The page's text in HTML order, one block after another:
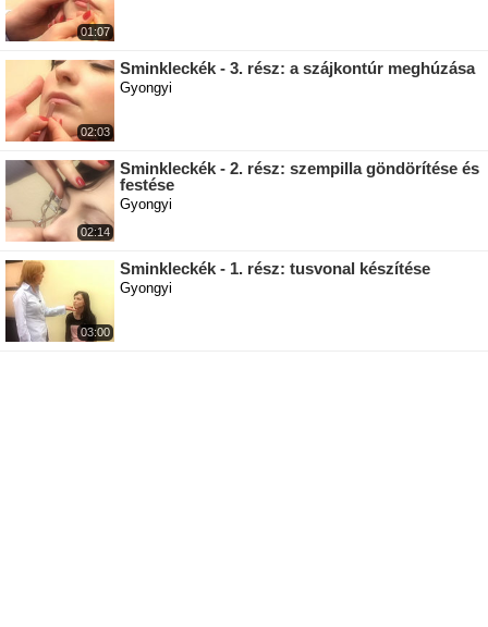
01:07
02:03
Sminkleckék - 3. rész: a szájkontúr meghúzása
Gyongyi
02:14
Sminkleckék - 2. rész: szempilla göndörítése és
festése
Gyongyi
03:00
Sminkleckék - 1. rész: tusvonal készítése
Gyongyi